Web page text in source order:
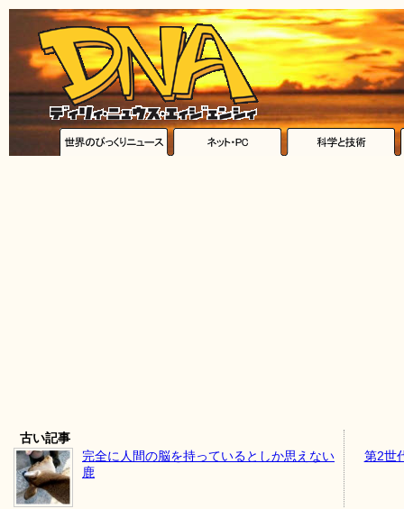
古い記事
完全に人間の脳を持っているとしか思えない
鹿
第2世